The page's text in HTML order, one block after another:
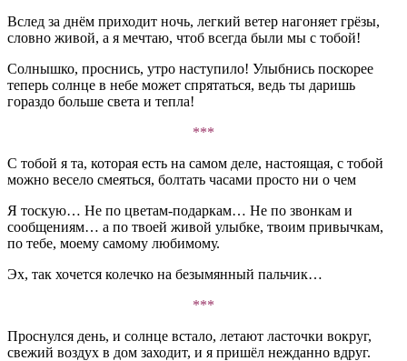
Вслед за днём приходит ночь, легкий ветер нагоняет грёзы,
словно живой, а я мечтаю, чтоб всегда были мы с тобой!
Солнышко, проснись, утро наступило! Улыбнись поскорее
теперь солнце в небе может спрятаться, ведь ты даришь
гораздо больше света и тепла!
***
С тобой я та, которая есть на самом деле, настоящая, с тобой
можно весело смеяться, болтать часами просто ни о чем
Я тоскую… Не по цветам-подаркам… Не по звонкам и
сообщениям… а по твоей живой улыбке, твоим привычкам,
по тебе, моему самому любимому.
Эх, так хочется колечко на безымянный пальчик…
***
Проснулся день, и солнце встало, летают ласточки вокруг,
свежий воздух в дом заходит, и я пришёл нежданно вдруг.